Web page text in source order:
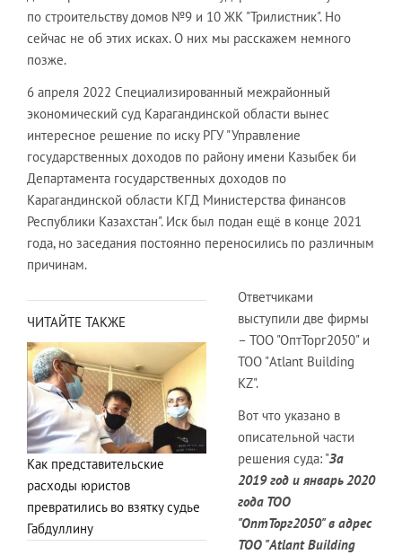
по строительству домов №9 и 10 ЖК "Трилистник". Но
сейчас не об этих исках. О них мы расскажем немного
позже.
6 апреля 2022 Специализированный межрайонный
экономический суд Карагандинской области вынес
интересное решение по иску РГУ "Управление
государственных доходов по району имени Казыбек би
Департамента государственных доходов по
Карагандинской области КГД Министерства финансов
Республики Казахстан". Иск был подан ещё в конце 2021
года, но заседания постоянно переносились по различным
причинам.
ЧИТАЙТЕ ТАКЖЕ
Как представительские
расходы юристов
превратились во взятку судье
Габдуллину
Ответчиками
выступили две фирмы
– ТОО "ОптТорг2050" и
ТОО "Atlant Building
KZ".
Вот что указано в
описательной части
решения суда: "За
2019 год и январь 2020
года ТОО
"ОптТорг2050" в адрес
ТОО "Atlant Building